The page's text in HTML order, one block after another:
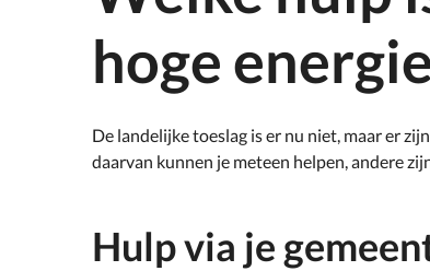
hoge
De landelijke toeslag is er nu niet, maar er
daarvan kunnen je meteen helpen, andere
Hulp via je